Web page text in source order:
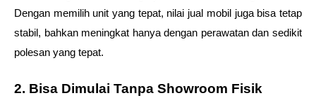
Dengan memilih unit yang tepat, nilai jual mobil juga bisa tetap
stabil, bahkan meningkat hanya dengan perawatan dan sedikit
polesan yang tepat.
2. Bisa Dimulai Tanpa Showroom Fisik